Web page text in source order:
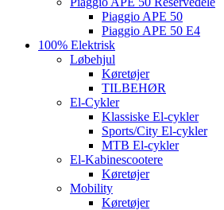
Piaggio APE 50
Piaggio APE 50 E4
100% Elektrisk
Løbehjul
Køretøjer
TILBEHØR
El-Cykler
Klassiske El-cykler
Sports/City El-cykler
MTB El-cykler
El-Kabinescootere
Køretøjer
Mobility
Køretøjer